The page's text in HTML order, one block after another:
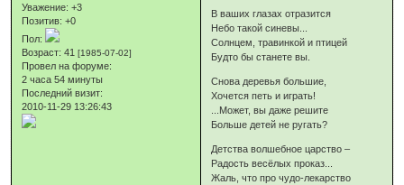
Уважение: +3
Позитив: +0
Пол:
Возраст: 41[1985-07-02]
Провел на форуме:
2 часа 54 минуты
Последний визит:
2010-11-29 13:26:43
В ваших глазах отразится
Небо такой синевы...
Солнцем, травинкой и птицей
Будто бы станете вы.
Снова деревья большие,
Хочется петь и играть!
...Может, вы даже решите
Больше детей не ругать?
Детства волшебное царство –
Радость весёлых проказ...
Жаль, что про чудо-лекарство